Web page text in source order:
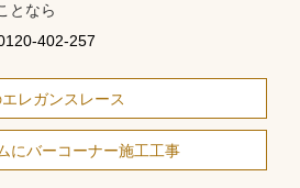
となら
402-257
レガンスレース
にバーコーナー施工工事